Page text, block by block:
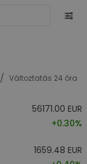
/ Változtatás 24 óra
56171.00 EUR
+0.30%
1659.48 EUR